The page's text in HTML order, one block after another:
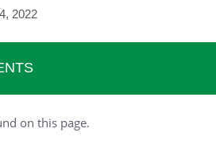
2022
on this page.